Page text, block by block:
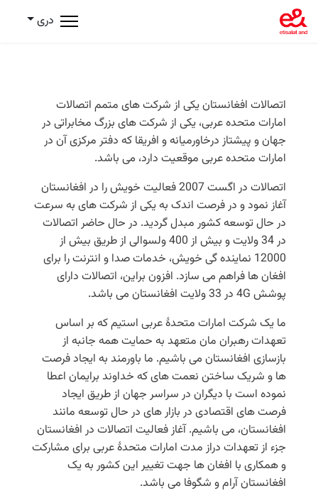
دری
اتصالات افغانستان یکی از شرکت های متمم اتصالات
امارات متحده عربی، یکی از شرکت های بزرگ مخابراتی در
جهان و پیشتاز درخاورمیانه و افریقا که دفتر مرکزی آن در
امارات متحده عربی موقعیت دارد، می باشد.
اتصالات در اگست 2007 فعالیت خویش را در افغانستان
آغاز نمود و در فرصت اندک به یکی از شرکت های به سرعت
در حال توسعه کشور مبدل گردید. در حال حاضر اتصالات
در 34 ولایت و بیش از 400 ولسوالی از طریق بیش از
12000 نماینده گی خویش، خدمات صدا و انترنت را برای
افغان ها فراهم می سازد. افزون براین، اتصالات دارای
پوشش 4G در 33 ولایت افغانستان می باشد.
ما یک شرکت امارات متحدۀ عربی استیم که بر اساس
تعهدات رهبران مان متعهد به حمایت همه جانبه از
بازسازی افغانستان می باشیم. ما باورمند به ایجاد فرصت
ها و شریک ساختن نعمت های که خداوند برایمان اعطا
نموده است با دیگران در سراسر جهان از طریق ایجاد
فرصت های اقتصادی در بازار های در حال توسعه مانند
افغانستان، می باشیم. آغاز فعالیت اتصالات در افغانستان
جزء از تعهدات دراز مدت امارات متحدۀ عربی برای مشارکت
و همکاری با افغان ها جهت تغییر این کشور به یک
افغانستان آرام و شگوفا می باشد.